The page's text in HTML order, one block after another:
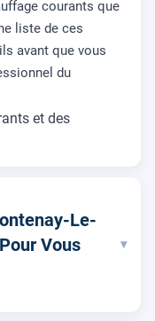
courants que
liste de ces
avant que vous
du
et des
Le-
Vous
▾